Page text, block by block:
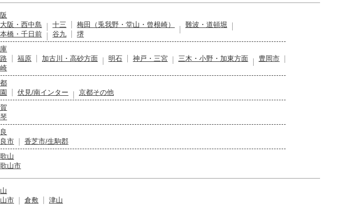
阪・西中島
十三 梅田（兎我野・堂山・曾根崎）
難波・道頓堀
橋・千日前
谷九
堺
福原 加古川・高砂方面 明石 神戸・三宮 三木・小野・加東方面
豊岡市
伏見/南インター
京都その他
市
香芝市/生駒郡
山
山市
市
倉敷
津山